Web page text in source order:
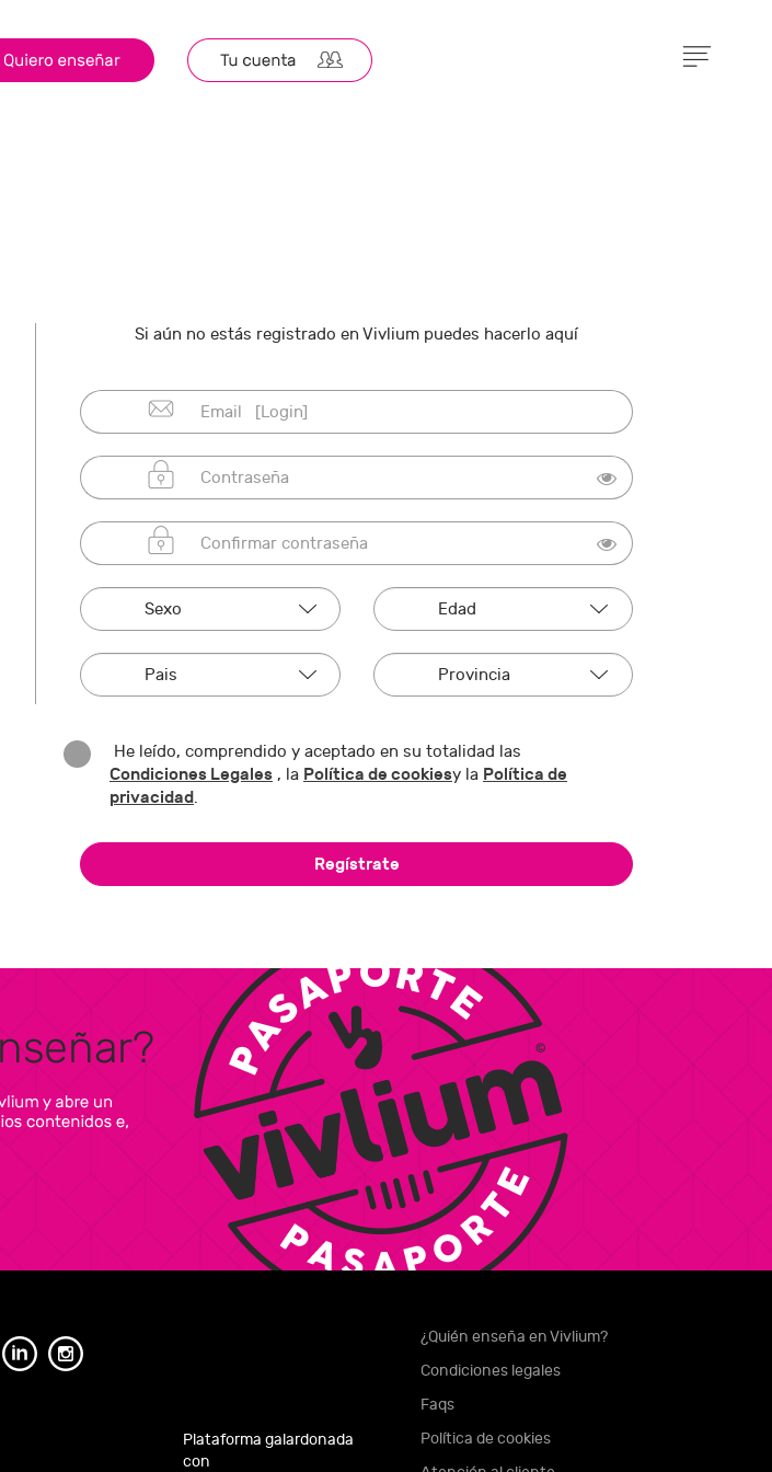
Si aún no estás registrado en Vivlium puedes hacerlo aquí
He leído, comprendido y aceptado en su totalidad las
Condiciones Legales , la Política de cookiesy la Política de
privacidad.
Plataforma galardonada
con
¿Quién enseña en Vivlium?
Condiciones legales
Faqs
Política de cookies